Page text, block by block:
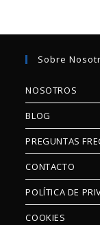
Sobre
NOSOTROS
BLOG
PREGUNTAS
CONTACTO
POLÍTICA DE
COOKIES